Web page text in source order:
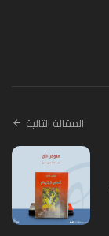
المقالة التالية